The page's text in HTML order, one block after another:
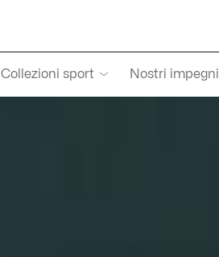
Collezioni sport Nostri impegni